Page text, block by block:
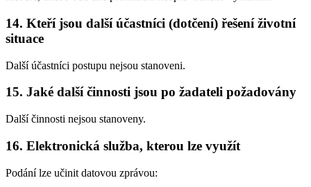
14. Kteří jsou další účastníci (dotčení) řešení životní
situace
Další účastníci postupu nejsou stanoveni.
15. Jaké další činnosti jsou po žadateli požadovány
Další činnosti nejsou stanoveny.
16. Elektronická služba, kterou lze využít
Podání lze učinit datovou zprávou: